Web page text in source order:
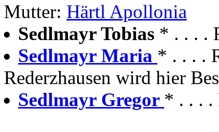
Mutter: Härtl Apollonia
Sedlmayr Tobias * . . . .
Sedlmayr Maria * . . . .
Rederzhausen wird hier
Sedlmayr Gregor * . . . .